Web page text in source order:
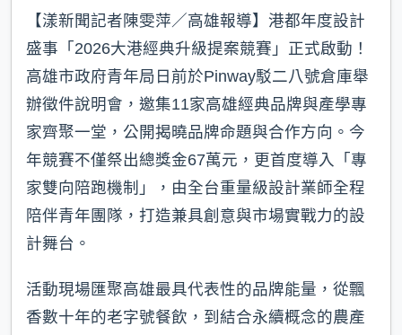
【漾新聞記者陳雯萍／高雄報導】港都年度設計
盛事「2026大港經典升級提案競賽」正式啟動！
高雄市政府青年局日前於Pinway駁二八號倉庫舉
辦徵件說明會，邀集11家高雄經典品牌與產學專
家齊聚一堂，公開揭曉品牌命題與合作方向。今
年競賽不僅祭出總獎金67萬元，更首度導入「專
家雙向陪跑機制」，由全台重量級設計業師全程
陪伴青年團隊，打造兼具創意與市場實戰力的設
計舞台。
活動現場匯聚高雄最具代表性的品牌能量，從飄
香數十年的老字號餐飲，到結合永續概念的農產